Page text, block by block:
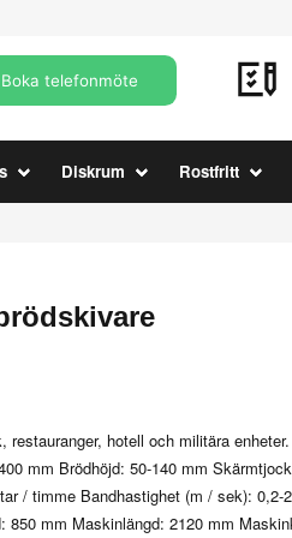
Boka telefonmöte
Diskrum Rostfritt
restauranger, hotell och militära
mm Brödhöjd: 50-140 mm
/ timme Bandhastighet (m / sek): 0,2-
850 mm Maskinlängd: 2120 mm